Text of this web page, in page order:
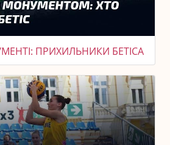
ПРИХИЛЬНИКИ БЕТІСА